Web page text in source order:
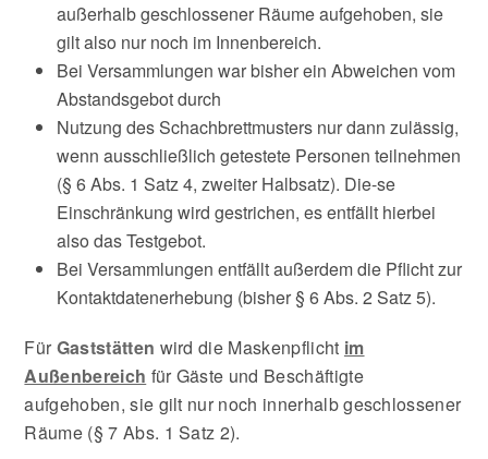
außerhalb geschlossener Räume aufgehoben, sie
gilt also nur noch im Innenbereich.
Bei Versammlungen war bisher ein Abweichen vom
Abstandsgebot durch
Nutzung des Schachbrettmusters nur dann zulässig,
wenn ausschließlich getestete Personen teilnehmen
(§ 6 Abs. 1 Satz 4, zweiter Halbsatz). Die-se
Einschränkung wird gestrichen, es entfällt hierbei
also das Testgebot.
Bei Versammlungen entfällt außerdem die Pflicht zur
Kontaktdatenerhebung (bisher § 6 Abs. 2 Satz 5).
Für Gaststätten wird die Maskenpflicht im
Außenbereich für Gäste und Beschäftigte
aufgehoben, sie gilt nur noch innerhalb geschlossener
Räume (§ 7 Abs. 1 Satz 2).